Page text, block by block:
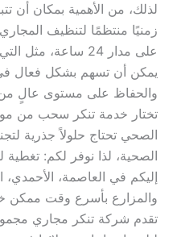
لذلك، من الأهمية بمكان أن
زمنيًا منتظمًا لتنظيف
على مدار 24 ساعة،
يمكن أن تسهم بشكل فعال
والحفاظ على مستوى عالٍ من
تختار خدمة تنكر سحب من
الصحي تحتاج حلولاً جذرية
الصحية، لذا نوفر لكم:
إليكم في العاصمة، الأحمدي،
والمزارع بأسرع وقت ممكن
تقدم شركة تنكر مجاري